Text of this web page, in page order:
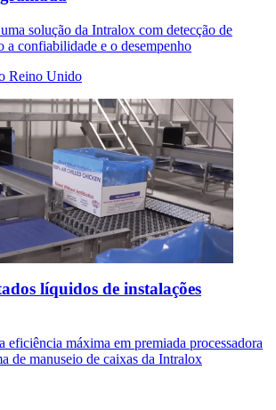
solução da Intralox com detecção de
a confiabilidade e o desempenho
Reino Unido
líquidos de instalações
eficiência máxima em premiada processadora
de manuseio de caixas da Intralox